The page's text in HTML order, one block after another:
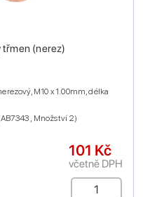
třmen (nerez)
M10 x 1.00mm, délka
, Množství 2)
101 Kč
včetně DPH